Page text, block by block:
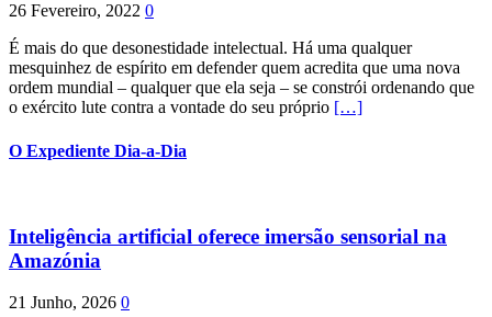
26 Fevereiro, 2022 0
É mais do que desonestidade intelectual. Há uma qualquer
mesquinhez de espírito em defender quem acredita que uma nova
ordem mundial – qualquer que ela seja – se constrói ordenando que
o exército lute contra a vontade do seu próprio […]
O Expediente Dia-a-Dia
Inteligência artificial oferece imersão sensorial na
Amazónia
21 Junho, 2026 0